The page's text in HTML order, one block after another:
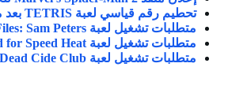
تحطيم رقم قياسي لعبة TETRIS بعد مرور 34 عامًا
متطلبات تشغيل لعبة Secret Files: Sam Peters على الكمبيوتر
متطلبات تشغيل لعبة Need for Speed Heat على الكمبيوتر
متطلبات تشغيل لعبة Dead Cide Club على الكمبيوتر